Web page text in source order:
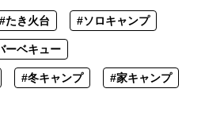
#たき火台 #ソロキャンプ
ーベキュー
#冬キャンプ #家キャンプ